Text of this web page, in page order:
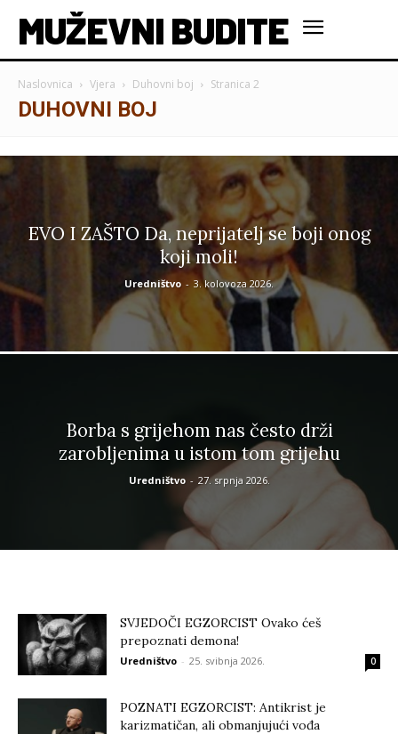
MUŽEVNI BUDITE
Naslovnica Vjera Duhovni boj Stranica 2
DUHOVNI BOJ
EVO I ZAŠTO Da, neprijatelj se boji onog
koji moli!
Uredništvo - 3. kolovoza 2026.
Borba s grijehom nas često drži
zarobljenima u istom tom grijehu
Uredništvo - 27. srpnja 2026.
SVJEDOČI EGZORCIST Ovako ćeš
prepoznati demona!
Uredništvo - 25. svibnja 2026. 0
POZNATI EGZORCIST: Antikrist je
karizmatičan, ali obmanjujući vođa